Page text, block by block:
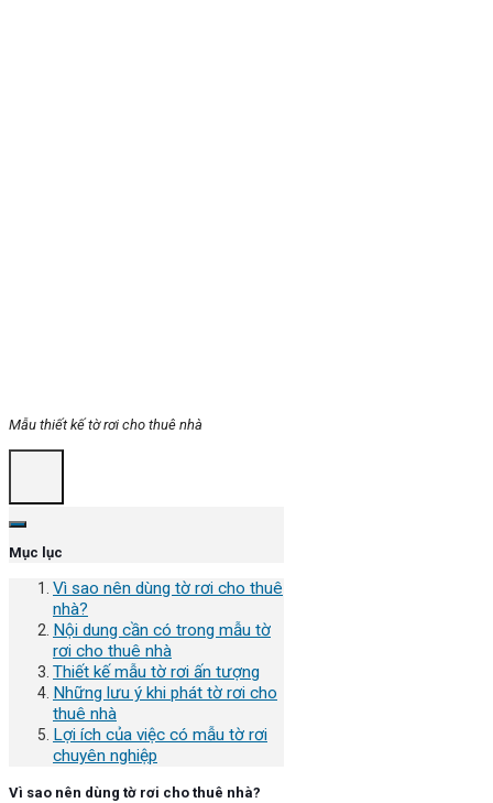
Mẫu thiết kế tờ rơi cho thuê nhà
Mục lục
Vì sao nên dùng tờ rơi cho thuê
nhà?
Nội dung cần có trong mẫu tờ
rơi cho thuê nhà
Thiết kế mẫu tờ rơi ấn tượng
Những lưu ý khi phát tờ rơi cho
thuê nhà
Lợi ích của việc có mẫu tờ rơi
chuyên nghiệp
Vì sao nên dùng tờ rơi cho thuê nhà?